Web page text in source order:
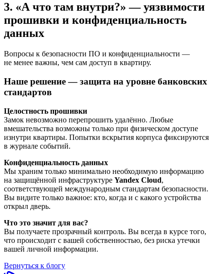
3. «А что там внутри?» — уязвимости
прошивки и конфиденциальность
данных
Вопросы к безопасности ПО и конфиденциальности —
не менее важны, чем сам доступ в квартиру.
Наше решение — защита на уровне банковских
стандартов
Целостность прошивки
Замок невозможно перепрошить удалённо. Любые
вмешательства возможны только при физическом доступе
изнутри квартиры. Попытки вскрытия корпуса фиксируются
в журнале событий.
Конфиденциальность данных
Мы храним только минимально необходимую информацию
на защищённой инфраструктуре Yandex Cloud,
соответствующей международным стандартам безопасности.
Вы видите только важное: кто, когда и с какого устройства
открыл дверь.
Что это значит для вас?
Вы получаете прозрачный контроль. Вы всегда в курсе того,
что происходит с вашей собственностью, без риска утечки
вашей личной информации.
Вернуться к блогу